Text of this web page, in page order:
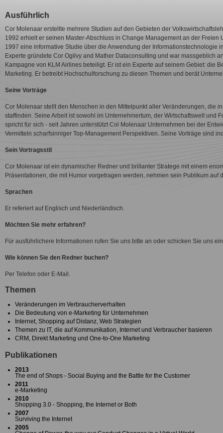
Ausführlich
Cor Molenaar erstellte mehrere Studien auf den Gebieten der
1992 erhielt er seinen Master-Abschluss in Change Management an der Freien
1997 eine informative Studie über die Anwendung der Informationstechnologie
Experte gründete Cor Ogilvy and Mather Dataconsulting und war massgeblich
Kampagne von KLM Airlines beteiligt. Er ist ein Experte auf seinem Gebiet: die
Marketing. Er betreibt Hochschulforschung zu diesen Themen und berät
Seine Vorträge
Cor Molenaar stellt den Menschen in den Mittelpunkt aller Veränderungen, die
staffinden. Seine Arbeit ist sowohl im Unternehmertum, der Wirtschaftswelt und
spricht für sich - seit Jahren unterstützt Col Molenaar Unternehmen bei der
Vermitteln scharfsinniger Top-Management Perspektiven. Seine Vorträge sind
Sein Vortragsstil
Cor Molenaar ist ein dynamischer Redner und brillanter Stratege mit einem
Präsentationen, die mit Humor vorgetragen werden, nehmen sein Publikum auf
Sprachen
Er referiert auf Englisch und Niederländisch.
Möchten Sie mehr erfahren?
Für ausführlichere Informationen rufen Sie uns bitte an oder schicken Sie uns
Wie können Sie den Redner buchen?
Per Telefon oder E-Mail.
Themen
Veränderungen im Verbraucherverhalten
Die Bedeutung von e-Marketing für Unternehmen
Internet, Shopping auf Distanz, Web Strategien
Themen zu IT, die auf Kommunikation, Internet und Verbraucher basieren
CRM, Direkt Marketing und One-to-One Marketing
Publikationen
2013
The end of Shops - Social Buying and the Battle for the Customer
2011
e-Marketing
2010
Shopping 3.0 - Shopping, the Internet or Both
2007
Surviving the Internet
2005